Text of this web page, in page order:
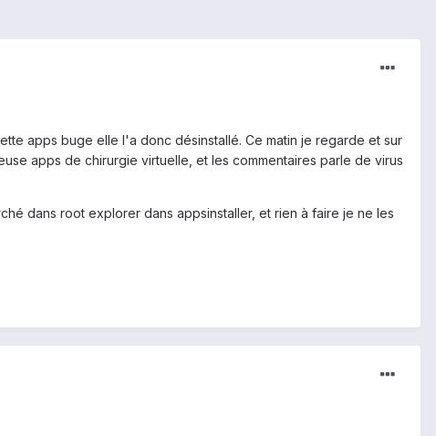
apps buge elle l'a donc désinstallé. Ce matin je regarde et sur
apps de chirurgie virtuelle, et les commentaires parle de virus
dans root explorer dans appsinstaller, et rien à faire je ne les